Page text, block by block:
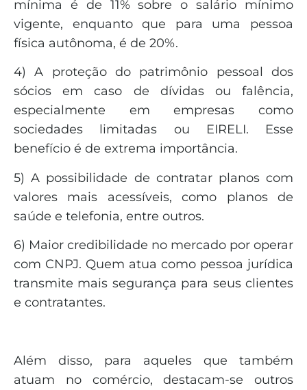
mínima é de 11% sobre o salário mínimo
vigente, enquanto que para uma pessoa
física autônoma, é de 20%.
4) A proteção do patrimônio pessoal dos
sócios em caso de dívidas ou falência,
especialmente em empresas como
sociedades limitadas ou EIRELI. Esse
benefício é de extrema importância.
5) A possibilidade de contratar planos com
valores mais acessíveis, como planos de
saúde e telefonia, entre outros.
6) Maior credibilidade no mercado por operar
com CNPJ. Quem atua como pessoa jurídica
transmite mais segurança para seus clientes
e contratantes.
Além disso, para aqueles que também
atuam no comércio, destacam-se outros